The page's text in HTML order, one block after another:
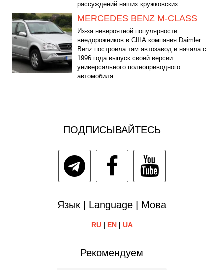
рассуждений наших кружковских...
MERCEDES BENZ M-CLASS
Из-за невероятной популярности
внедорожников в США компания Daimler
Benz построила там автозавод и начала с
1996 года выпуск своей версии
универсального полноприводного
автомобиля...
ПОДПИСЫВАЙТЕСЬ
Язык | Language | Мова
RU| EN| UA
Рекомендуем